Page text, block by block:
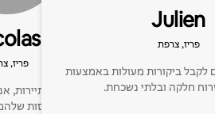
Julien
פריז, צרפת
לקבל ביקורות מעולות באמצעות
חלקה ובלתי נשכחת.
פריז,
מומחה בתחום התיירות,
להגדיל את ההכנסות